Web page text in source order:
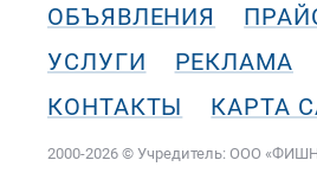
ОБЪЯВЛЕНИЯ
УСЛУГИ
РЕКЛАМА
КОНТАКТЫ
КАРТА
2000-2026 © Учредитель: ООО